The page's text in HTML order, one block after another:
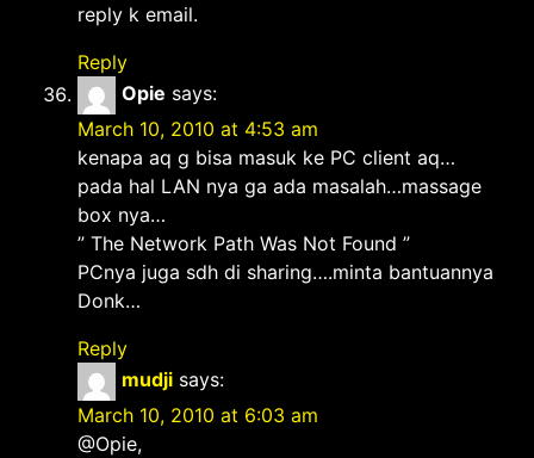
reply k email.
Reply
Opie says:
March 10, 2010 at 4:53 am
kenapa aq g bisa masuk ke PC client aq…
pada hal LAN nya ga ada masalah…massage
box nya…
” The Network Path Was Not Found ”
PCnya juga sdh di sharing….minta bantuannya
Donk…
Reply
mudji says:
March 10, 2010 at 6:03 am
@Opie,